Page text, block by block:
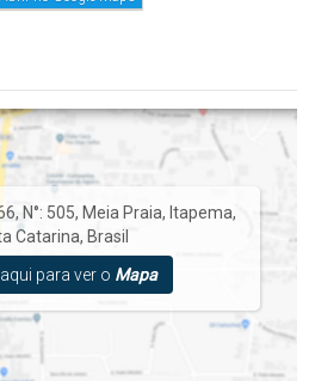
, N°: 505, Meia Praia, Itapema,
Catarina, Brasil
para ver o Mapa